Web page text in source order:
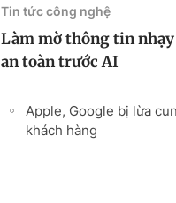
Tin tức công nghệ
Làm mờ thông tin
an toàn trước AI
Apple, Google bị lừa
khách hàng